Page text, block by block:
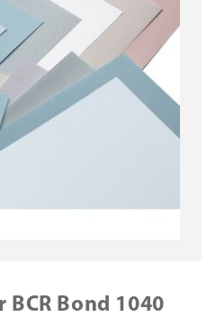
Bond 1040